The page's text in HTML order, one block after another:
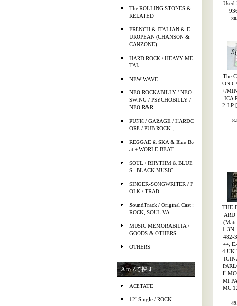
The ROLLING STONES &
RELATED
FRENCH & ITALIAN & E
UROPEAN (CHANSON &
CANZONE) :
HARD ROCK / HEAVY ME
TAL :
NEW WAVE :
NEO ROCKABILLY / NEO-
SWING / PSYCHOBILLY /
NEO R&R :
PUNK / GARAGE / HARDC
ORE / PUB ROCK ;
REGGAE & SKA & Blue Be
at + WORLD BEAT
SOUL / RHYTHM & BLUE
S : BLACK MUSIC
SINGER-SONGWRITER / F
OLK / TRAD. :
SoundTrack / Original Cast :
ROCK, SOUL VA
MUSIC MEMORABILIA /
GOODS & OTHERS
OTHERS
A to Zで探す
ACETATE
12" Single / ROCK
Used
The
ON
+/
ICA
2-LP
THE
ARD
1-3N
482-
++,
4 UK
l"
MI
MC